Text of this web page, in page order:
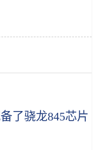
了骁龙845芯片